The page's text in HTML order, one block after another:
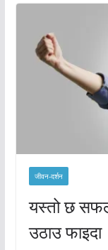
जीवन-दर्शन
यस्तो छ
उठाउ फाइदा